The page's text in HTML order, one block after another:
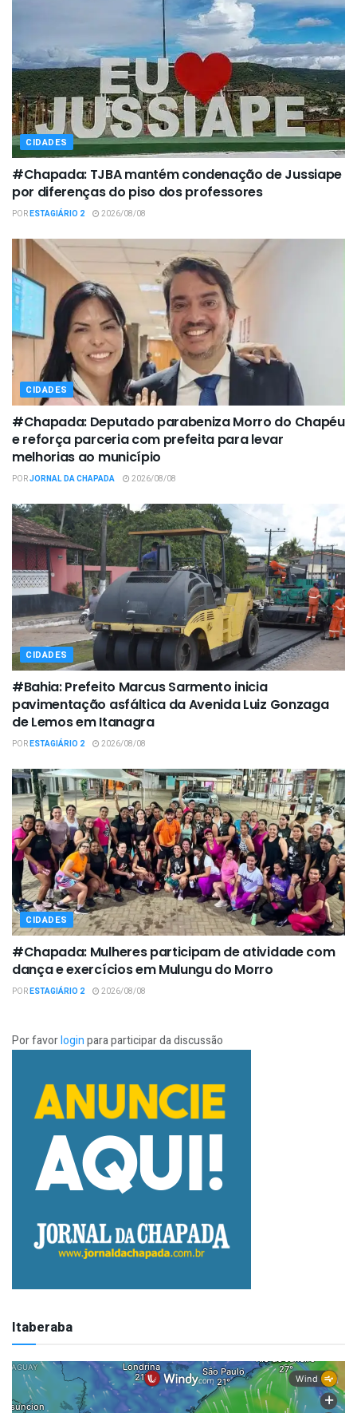
CIDADES
#Chapada: TJBA mantém condenação de Jussiape
por diferenças do piso dos professores
PORESTAGIÁRIO 2 2026/08/08
CIDADES
#Chapada: Deputado parabeniza Morro do Chapéu
e reforça parceria com prefeita para levar
melhorias ao município
PORJORNAL DA CHAPADA 2026/08/08
CIDADES
#Bahia: Prefeito Marcus Sarmento inicia
pavimentação asfáltica da Avenida Luiz Gonzaga
de Lemos em Itanagra
PORESTAGIÁRIO 2 2026/08/08
CIDADES
#Chapada: Mulheres participam de atividade com
dança e exercícios em Mulungu do Morro
PORESTAGIÁRIO 2 2026/08/08
Por favorloginpara participar da discussão
Itaberaba